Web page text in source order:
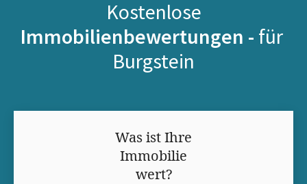
Kostenlose
Immobilienbewertungen - für
Burgstein
Was ist Ihre
Immobilie
wert?